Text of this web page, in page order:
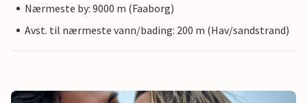
Nærmeste by: 9000 m (Faaborg)
Avst. til nærmeste vann/bading: 200 m (Hav/sandstrand)